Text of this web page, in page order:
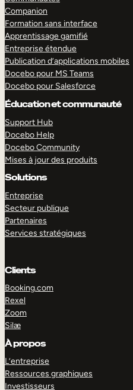
Companion
Formation sans interface
Apprentissage gamifié
Entreprise étendue
Publication d’applications mobiles
Docebo pour MS Teams
Docebo pour Salesforce
Éducation et communauté
Support Hub
Docebo Help
Docebo Community
Mises à jour des produits
Solutions
Entreprise
Secteur publique
Partenaires
Services stratégiques
Clients
Booking.com
Rexel
Zoom
Silæ
À propos
L’entreprise
Ressources graphiques
Investisseurs